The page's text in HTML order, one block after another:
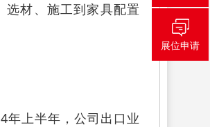
选材、施工到家具配置
年上半年，公司出口业
展位申请